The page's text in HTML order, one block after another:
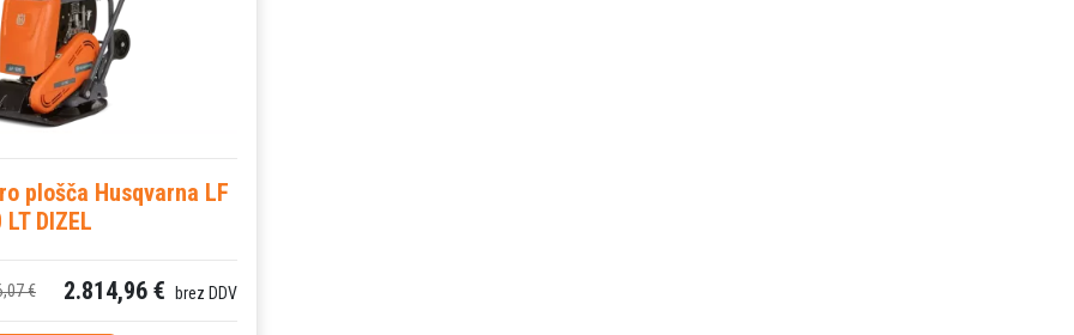
plošča Husqvarna LF
LT DIZEL
€ 2.814,96 € brez DDV